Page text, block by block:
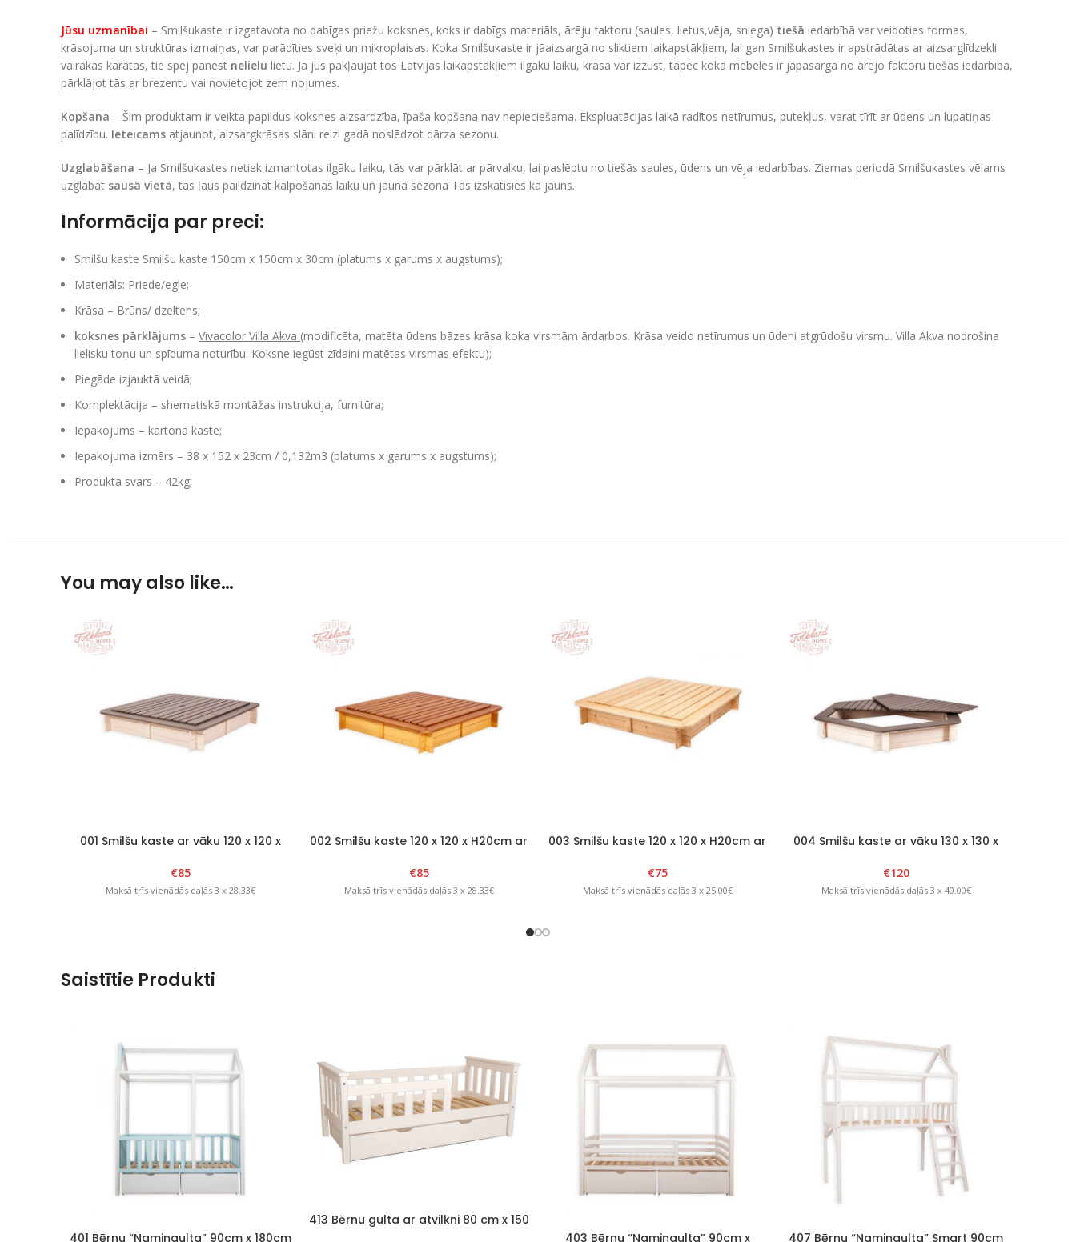
Jūsu uzmanībai – Smilšukaste ir izgatavota no dabīgas priežu koksnes, koks ir dabīgs materiāls, ārēju faktoru (saules, lietus,vēja, sniega) tiešā iedarbībā var veidoties formas,
krāsojuma un struktūras izmaiņas, var parādīties sveķi un mikroplaisas. Koka Smilšukaste ir jāaizsargā no sliktiem laikapstākļiem, lai gan Smilšukastes ir apstrādātas ar aizsarglīdzekli
vairākās kārātas, tie spēj panest nelielu lietu. Ja jūs pakļaujat tos Latvijas laikapstākļiem ilgāku laiku, krāsa var izzust, tāpēc koka mēbeles ir jāpasargā no ārējo faktoru tiešās iedarbība,
pārklājot tās ar brezentu vai novietojot zem nojumes.
Kopšana – Šim produktam ir veikta papildus koksnes aizsardzība, īpaša kopšana nav nepieciešama. Ekspluatācijas laikā radītos netīrumus, putekļus, varat tīrīt ar ūdens un lupatiņas
palīdzību. Ieteicams atjaunot, aizsargkrāsas slāni reizi gadā noslēdzot dārza sezonu.
Uzglabāšana – Ja Smilšukastes netiek izmantotas ilgāku laiku, tās var pārklāt ar pārvalku, lai paslēptu no tiešās saules, ūdens un vēja iedarbības. Ziemas periodā Smilšukastes vēlams
uzglabāt sausā vietā, tas ļaus paildzināt kalpošanas laiku un jaunā sezonā Tās izskatīsies kā jauns.
Informācija par preci:
Smilšu kaste Smilšu kaste 150cm x 150cm x 30cm (platums x garums x augstums);
Materiāls: Priede/egle;
Krāsa – Brūns/ dzeltens;
koksnes pārklājums – Vivacolor Villa Akva (modificēta, matēta ūdens bāzes krāsa koka virsmām ārdarbos. Krāsa veido netīrumus un ūdeni atgrūdošu virsmu. Villa Akva nodrošina
lielisku toņu un spīduma noturību. Koksne iegūst zīdaini matētas virsmas efektu);
Piegāde izjauktā veidā;
Komplektācija – shematiskā montāžas instrukcija, furnitūra;
Iepakojums – kartona kaste;
Iepakojuma izmērs – 38 x 152 x 23cm / 0,132m3 (platums x garums x augstums);
Produkta svars – 42kg;
You may also like…
001 Smilšu kaste ar vāku 120 x 120 x
€85
Maksā trīs vienādās daļās 3 x 28.33€
002 Smilšu kaste 120 x 120 x H20cm ar
€85
Maksā trīs vienādās daļās 3 x 28.33€
003 Smilšu kaste 120 x 120 x H20cm ar
€75
Maksā trīs vienādās daļās 3 x 25.00€
004 Smilšu kaste ar vāku 130 x 130 x
€120
Maksā trīs vienādās daļās 3 x 40.00€
Saistītie Produkti
401 Bērnu “Namiņgulta” 90cm x 180cm
413 Bērnu gulta ar atvilkni 80 cm x 150
403 Bērnu “Namiņgulta” 90cm x 407 Bērnu “Namiņgulta” Smart 90cm